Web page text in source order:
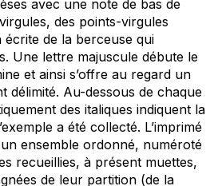
avec une note de bas de
des points-virgules
de la berceuse qui
Une lettre majuscule débute le
et ainsi s’offre au regard un
délimité. Au-dessous de chaque
des italiques indiquent la
a été collecté. L’imprimé
ensemble ordonné, numéroté
recueillies, à présent muettes,
de leur partition (de la